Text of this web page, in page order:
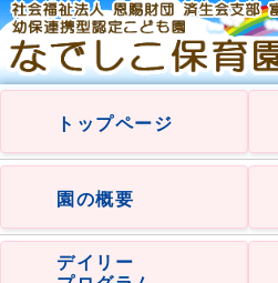
トップページ
園の概要
デイリー